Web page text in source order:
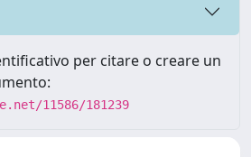
per citare o creare un
11586/181239